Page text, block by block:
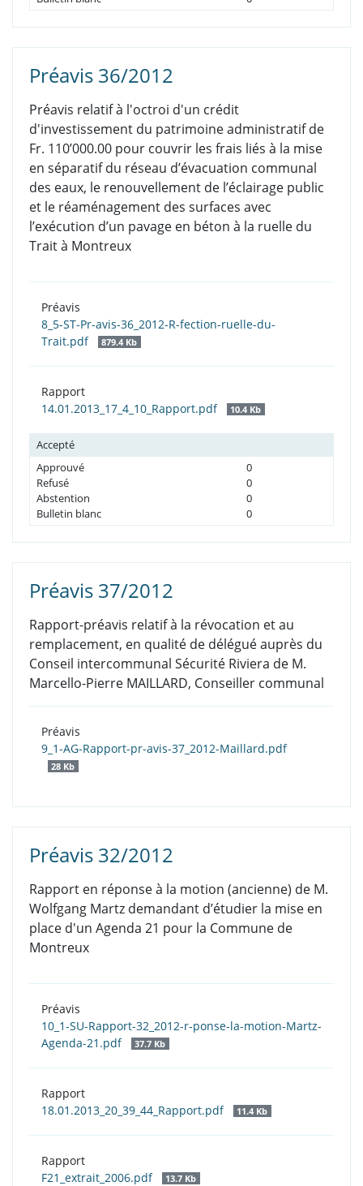
Préavis 36/2012
Préavis relatif à l'octroi d'un crédit
d'investissement du patrimoine administratif de
Fr. 110’000.00 pour couvrir les frais liés à la mise
en séparatif du réseau d’évacuation communal
des eaux, le renouvellement de l’éclairage public
et le réaménagement des surfaces avec
l’exécution d’un pavage en béton à la ruelle du
Trait à Montreux
Préavis
8_5-ST-Pr-avis-36_2012-R-fection-ruelle-du-
Trait.pdf
879.4 Kb
Rapport
14.01.2013_17_4_10_Rapport.pdf
10.4 Kb
Accepté
Approuvé
0
Refusé
0
Abstention
0
Bulletin blanc
0
Préavis 37/2012
Rapport-préavis relatif à la révocation et au
remplacement, en qualité de délégué auprès du
Conseil intercommunal Sécurité Riviera de M.
Marcello-Pierre MAILLARD, Conseiller communal
Préavis
9_1-AG-Rapport-pr-avis-37_2012-Maillard.pdf
28 Kb
Préavis 32/2012
Rapport en réponse à la motion (ancienne) de M.
Wolfgang Martz demandant d’étudier la mise en
place d'un Agenda 21 pour la Commune de
Montreux
Préavis
10_1-SU-Rapport-32_2012-r-ponse-la-motion-Martz-
Agenda-21.pdf
37.7 Kb
Rapport
18.01.2013_20_39_44_Rapport.pdf
11.4 Kb
Rapport
F21_extrait_2006.pdf
13.7 Kb